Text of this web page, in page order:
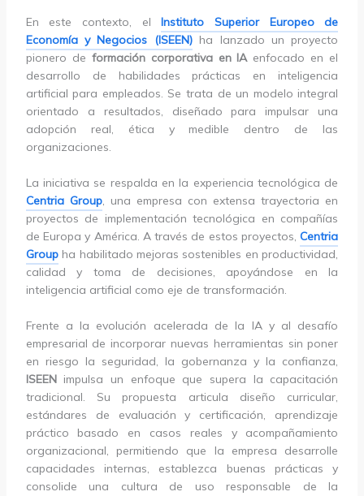
En este contexto, elInstituto Superior Europeo de
Economía y Negocios (ISEEN)ha lanzado un proyecto
pionero de formación corporativa en IAenfocado en el
desarrollo de habilidades prácticas en inteligencia
artificial para empleados. Se trata de un modelo integral
orientado a resultados, diseñado para impulsar una
adopción real, ética y medible dentro de las
organizaciones.
La iniciativa se respalda en la experiencia tecnológica de
Centria Group, una empresa con extensa trayectoria en
proyectos de implementación tecnológica en compañías
de Europa y América. A través de estos proyectos,Centria
Groupha habilitado mejoras sostenibles en productividad,
calidad y toma de decisiones, apoyándose en la
inteligencia artificial como eje de transformación.
Frente a la evolución acelerada de la IA y al desafío
empresarial de incorporar nuevas herramientas sin poner
en riesgo la seguridad, la gobernanza y la confianza,
ISEENimpulsa un enfoque que supera la capacitación
tradicional. Su propuesta articula diseño curricular,
estándares de evaluación y certificación, aprendizaje
práctico basado en casos reales y acompañamiento
organizacional, permitiendo que la empresa desarrolle
capacidades internas, establezca buenas prácticas y
consolide una cultura de uso responsable de la